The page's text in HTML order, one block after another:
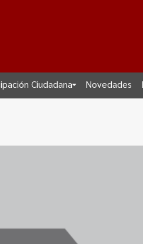
Ciudadana Novedades